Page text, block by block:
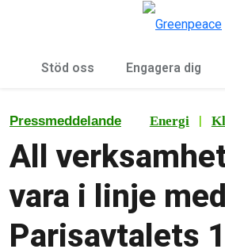
Stöd oss Engagera dig
Pressmeddelande Energi |
All
vara i linje med
Parisavtalets